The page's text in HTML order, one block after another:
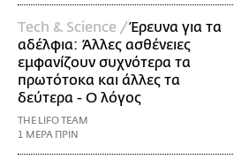
Τech & Science /Έρευνα για τα
αδέλφια: Άλλες ασθένειες
εμφανίζουν συχνότερα τα
πρωτότοκα και άλλες τα
δεύτερα - Ο λόγος
THE LIFO TEAM
1 ΜΕΡΑ ΠΡΙΝ